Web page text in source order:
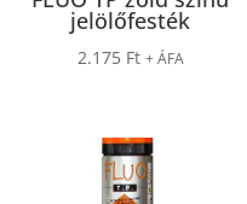
jelölőfesték
2.175 Ft + ÁFA